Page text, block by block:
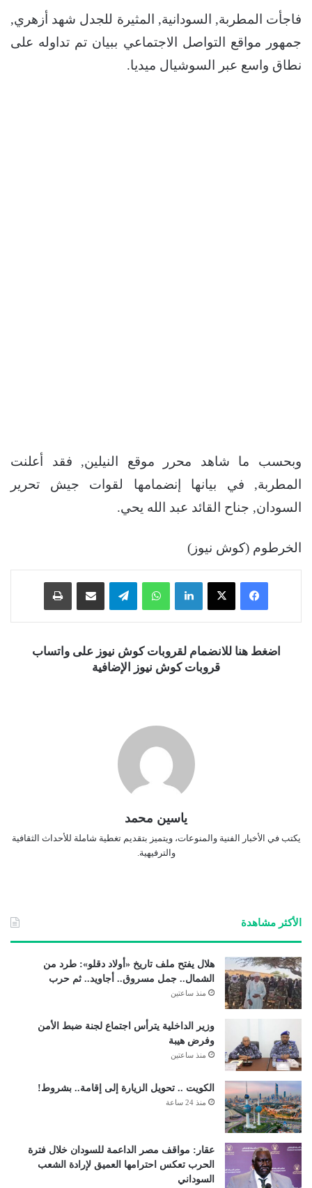
فاجأت المطربة, السودانية, المثيرة للجدل شهد أزهري,
جمهور مواقع التواصل الاجتماعي ببيان تم تداوله على
نطاق واسع عبر السوشيال ميديا.
وبحسب ما شاهد محرر موقع النيلين, فقد أعلنت
المطربة, في بيانها إنضمامها لقوات جيش تحرير
السودان, جناح القائد عبد الله يحي.
الخرطوم (كوش نيوز)
فيسبوك ‫X لينكدإن واتساب تيلقرام
اضغط هنا للانضمام لقروبات كوش نيوز على واتساب
قروبات كوش نيوز الإضافية
ياسين محمد
يكتب في الأخبار الفنية والمنوعات، ويتميز بتقديم تغطية شاملة للأحداث الثقافية
والترفيهية.
الأكثر مشاهدة
هلال يفتح ملف تاريخ «أولاد دقلو»: طرد من
الشمال.. جمل مسروق.. أجاويد.. ثم حرب
منذ ساعتين
وزير الداخلية يترأس اجتماع لجنة ضبط الأمن
وفرض هيبة
منذ ساعتين
الكويت .. تحويل الزيارة إلى إقامة.. بشروط!
منذ 24 ساعة
عقار: مواقف مصر الداعمة للسودان خلال فترة
الحرب تعكس احترامها العميق لإرادة الشعب
السوداني